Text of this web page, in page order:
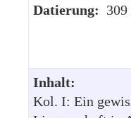
Datierung: 309
Inhalt:
Kol. I: Ein